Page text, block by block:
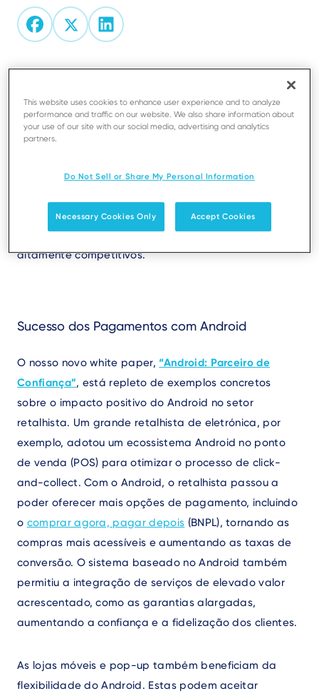
lançou o terminal AXIUM D7 baseado em Android em
2018, os comerciantes passaram a poder gerir todo o
ao relacionamento com clientes - num único
permitindo que os comerciantes criem processos e
experiências únicas, distinguindo-se em mercados
altamente competitivos.
Sucesso dos Pagamentos com Android
O nosso novo white paper,“Android: Parceiro de
Confiança”, está repleto de exemplos concretos
sobre o impacto positivo do Android no setor
retalhista. Um grande retalhista de eletrónica, por
exemplo, adotou um ecossistema Android no ponto
de venda (POS) para otimizar o processo de click-
and-collect. Com o Android, o retalhista passou a
poder oferecer mais opções de pagamento, incluindo
o comprar agora, pagar depois (BNPL), tornando as
compras mais acessíveis e aumentando as taxas de
conversão. O sistema baseado no Android também
permitiu a integração de serviços de elevado valor
acrescentado, como as garantias alargadas,
aumentando a confiança e a fidelização dos clientes.
As lojas móveis e pop-up também beneficiam da
flexibilidade do Android. Estas podem aceitar
This website uses cookies to enhance user experience and to analyze
performance and traffic on our website. We also share information about
your use of our site with our social media, advertising and analytics
partners.
Do Not Sell or Share My Personal Information
Necessary Cookies Only Accept Cookies